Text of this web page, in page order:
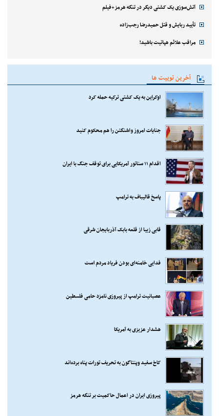
آتش‌سوزی یک کشتی دیگر در تنگه هرمز+فیلم
تأیید ربایش و قتل حمیدرضا رجب‌زاده
مراقب علائم هپاتیت باشید!
آخرین توییت ها
اوکراین به یک کشتی ترکیه حمله کرد
جنایات امروز واشنگتن را هم محکوم کنید
اقدام ۱۱ سناتور آمریکایی برای توقف جنگ با ایران
پاسخ قالیباف به ترامپ
قابی زیبا از قلعه بابک آذربایجان شرقی
فدایی خامنه‌ای بودن فریاد مردم است
عصبانیت ترامپ از پیروزی نامزد حامی فلسطین
هشدار عزیزی به آمریکا
کاخ سفید وپنتاگون به تحریف تورات پناه برده‌اند
پیروزی ایران در اعمال حاکمیت بر تنگه هرمز